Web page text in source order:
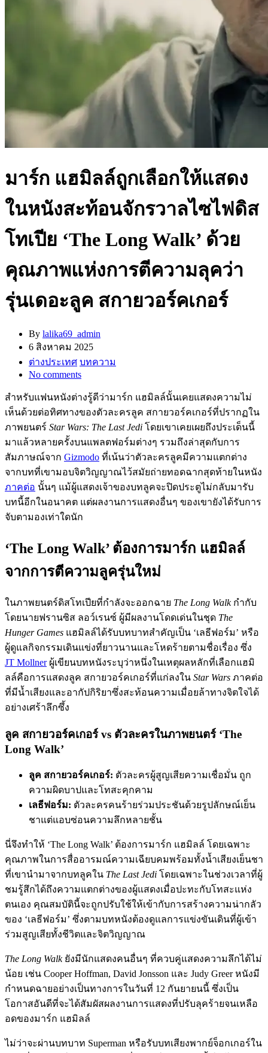
มาร์ก แฮมิลล์ถูกเลือกให้แสดง
ในหนังสะท้อนจักรวาลไซไฟดิส
โทเปีย ‘The Long Walk’ ด้วย
คุณภาพแห่งการตีความลุคว่า
รุ่นเดอะลูค สกายวอร์คเกอร์
By lalika69_admin
6 สิงหาคม 2025
ต่างประเทศ บทความ
No comments
สำหรับแฟนหนังต่างรู้ดีว่ามาร์ก แฮมิลล์นั้นเคยแสดงความไม่
เห็นด้วยต่อทิศทางของตัวละครลูค สกายวอร์คเกอร์ที่ปรากฏใน
ภาพยนตร์ Star Wars: The Last Jedi โดยเขาเคยเผยถึงประเด็นนี้
มาแล้วหลายครั้งบนแพลตฟอร์มต่างๆ รวมถึงล่าสุดกับการ
สัมภาษณ์จาก Gizmodo ที่เน้นว่าตัวละครลูคมีความแตกต่าง
จากบทที่เขามอบจิตวิญญาณไว้สมัยถ่ายทอดฉากสุดท้ายในหนัง
ภาคต่อ นั้นๆ แม้ผู้แสดงเจ้าของบทลูคจะปิดประตูไม่กลับมารับ
บทนี้อีกในอนาคต แต่ผลงานการแสดงอื่นๆ ของเขายังได้รับการ
จับตามองเท่าใดนัก
‘The Long Walk’ ต้องการมาร์ก แฮมิลล์
จากการตีความลูครุ่นใหม่
ในภาพยนตร์ดิสโทเปียที่กำลังจะออกฉาย The Long Walkกำกับ
โดยนายฟรานซิส ลอว์เรนซ์ ผู้มีผลงานโดดเด่นในชุด The
Hunger Games แฮมิลล์ได้รับบทบาทสำคัญเป็น ‘เลธีฟอร์ม’ หรือ
ผู้ดูแลกิจกรรมเดินแข่งที่ยาวนานและโหดร้ายตามชื่อเรื่อง ซึ่ง
JT Mollnerผู้เขียนบทหนังระบุว่าหนึ่งในเหตุผลหลักที่เลือกแฮมิ
ลล์คือการแสดงลูค สกายวอร์คเกอร์ที่แก่ลงใน Star Wars ภาคต่อ
ที่มีน้ำเสียงและอากัปกิริยาซึ่งสะท้อนความเมื่อยล้าทางจิตใจได้
อย่างเศร้าลึกซึ้ง
ลูค สกายวอร์คเกอร์ vs ตัวละครในภาพยนตร์ ‘The
Long Walk’
ลูค สกายวอร์คเกอร์: ตัวละครผู้สูญเสียความเชื่อมั่น ถูก
ความผิดบาปและโทสะคุกคาม
เลธีฟอร์ม: ตัวละครคนร้ายร่วมประชันด้วยรูปลักษณ์เย็น
ชาแต่แอบซ่อนความลึกหลายชั้น
นี่จึงทำให้ ‘The Long Walk’ ต้องการมาร์ก แฮมิลล์ โดยเฉพาะ
คุณภาพในการสื่ออารมณ์ความเฉียบคมพร้อมทั้งน้ำเสียงเย็นชา
ที่เขานำมาจากบทลูคใน The Last Jedi โดยเฉพาะในช่วงเวลาที่ผู้
ชมรู้สึกได้ถึงความแตกต่างของผู้แสดงเมื่อปะทะกับโทสะแห่ง
ตนเอง คุณสมบัตินี้จะถูกปรับใช้ให้เข้ากับการสร้างความน่ากลัว
ของ ‘เลธีฟอร์ม’ ซึ่งตามบทหนังต้องดูแลการแข่งขันเดินที่ผู้เข้า
ร่วมสูญเสียทั้งชีวิตและจิตวิญญาณ
The Long Walkยังมีนักแสดงคนอื่นๆ ที่ควบคู่แสดงความลึกได้ไม่
น้อย เช่น Cooper Hoffman, David Jonsson และ Judy Greer หนังมี
กำหนดฉายอย่างเป็นทางการในวันที่ 12 กันยายนนี้ ซึ่งเป็น
โอกาสอันดีที่จะได้สัมผัสผลงานการแสดงที่ปรับลุคร้ายจนเหลือ
อดของมาร์ก แฮมิลล์
ไม่ว่าจะผ่านบทบาท Superman หรือรับบทเสียงพากย์จ็อกเกอร์ใน